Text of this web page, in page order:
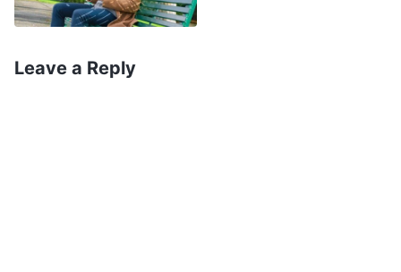
другите хора — а още по-малко, че този
няма да Го предаде. Със сигурност, това не
Leave a Reply